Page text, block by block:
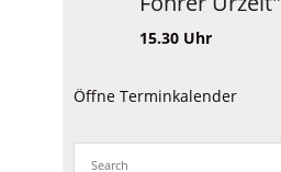
15.30 Uhr
Öffne Terminkalender